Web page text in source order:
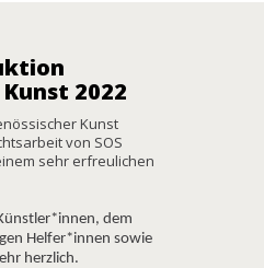
2022
Kunst
von SOS
sehr erfreulichen
dem
Helfer*innen sowie
herzlich.